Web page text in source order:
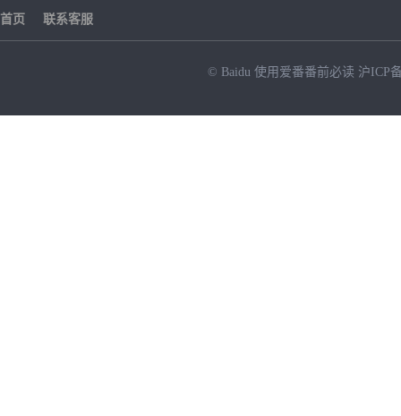
首页 联系客服
© Baidu 使用爱番番前必读 沪ICP